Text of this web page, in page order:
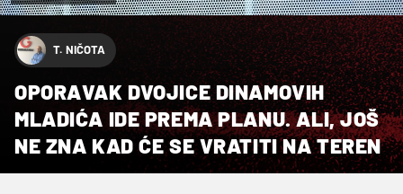
T. NIČOTA
OPORAVAK DVOJICE DINAMOVIH
MLADIĆA IDE PREMA PLANU. ALI, JOŠ
NE ZNA KAD ĆE SE VRATITI NA TEREN